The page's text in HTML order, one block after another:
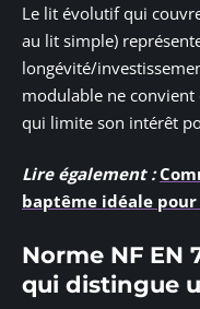
Le lit évolutif qui
au lit simple)
longévité/
modulable ne convient
qui limite son intérêt
Lire également :
baptême idéale
Norme NF EN
qui distingue